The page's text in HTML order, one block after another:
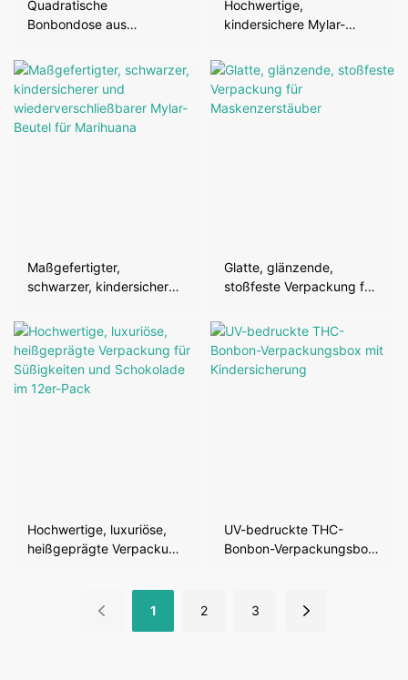
Quadratische
Bonbondose aus
Kindersicherung, 138 g
Hochwertige,
kindersichere Mylar-
abschließbarem
Reißverschluss
Maßgefertigter,
schwarzer, kindersicherer
wiederverschließbarer
Mylar-Beutel für
Marihuana
Glatte, glänzende,
stoßfeste Verpackung für
Hochwertige, luxuriöse,
heißgeprägte Verpackung
Schokolade im 12er-Pack
UV-bedruckte THC-
Bonbon-Verpackungsbox
1 2 3